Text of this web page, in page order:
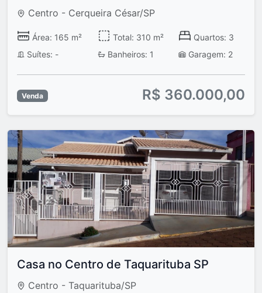
Centro - Cerqueira César/SP
Área: 165 m² Total: 310 m²
Quartos: 3
Suítes: -
Banheiros: 1 Garagem: 2
Venda R$ 360.000,00
Casa no Centro de Taquarituba SP
Centro - Taquarituba/SP